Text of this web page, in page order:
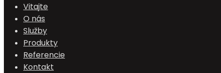
Vitajte
O nás
Služby
Produkty
Referencie
Kontakt